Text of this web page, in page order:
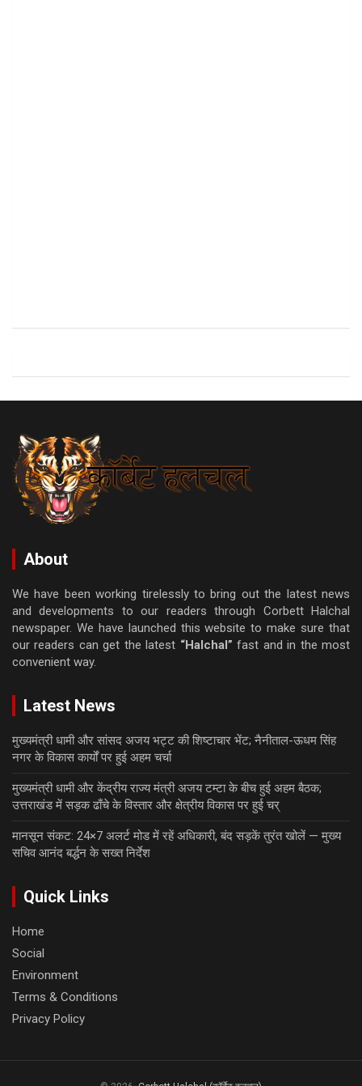
About
We have been working tirelessly to bring out the latest news
and developments to our readers through Corbett Halchal
newspaper. We have launched this website to make sure that
our readers can get the latest “Halchal” fast and in the most
convenient way.
Latest News
मुख्यमंत्री धामी और सांसद अजय भट्ट की शिष्टाचार भेंट; नैनीताल-ऊधम सिंह
नगर के विकास कार्यों पर हुई अहम चर्चा
मुख्यमंत्री धामी और केंद्रीय राज्य मंत्री अजय टम्टा के बीच हुई अहम बैठक;
उत्तराखंड में सड़क ढाँचे के विस्तार और क्षेत्रीय विकास पर हुई चर्
मानसून संकट: 24×7 अलर्ट मोड में रहें अधिकारी, बंद सड़कें तुरंत खोलें — मुख्य
सचिव आनंद बर्द्धन के सख्त निर्देश
Quick Links
Home
Social
Environment
Terms & Conditions
Privacy Policy